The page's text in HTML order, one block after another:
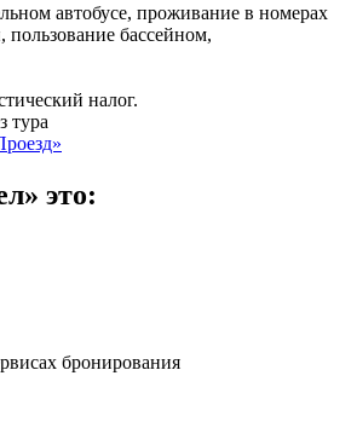
автобусе, проживание в номерах
бассейном,
налог.
тура
это:
бронирования